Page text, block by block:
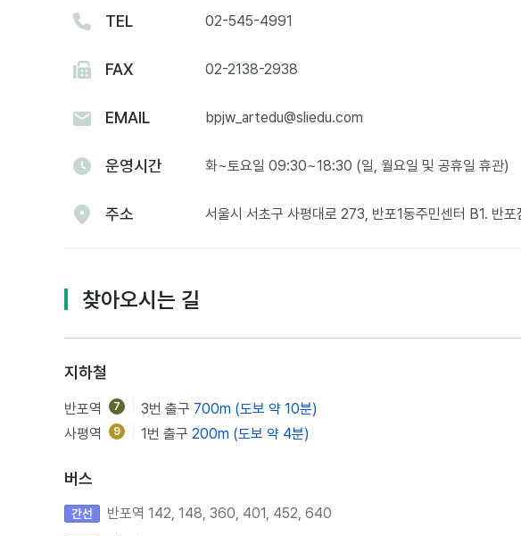
TEL 02-545-4991
FAX 02-2138-2938
EMAIL bpjw_artedu@sliedu.com
운영시간 화~토요일 09:30~18:30 (일, 월요일 및 공휴일 휴관)
주소 서울시 서초구 사평대로 273, 반포1동주민센터 B1. 반포
찾아오시는 길
지하철
반포역 7 3번 출구 700m (도보 약 10분)
사평역
9 1번 출구 200m (도보 약 4분)
버스
간선 반포역 142, 148, 360, 401, 452, 640